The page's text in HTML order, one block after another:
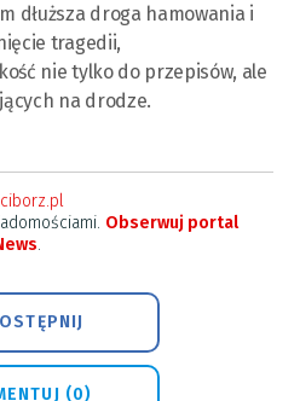
dłuższa droga hamowania i
tragedii,
nie tylko do przepisów, ale
na drodze.
Obserwuj portal
.
(0)